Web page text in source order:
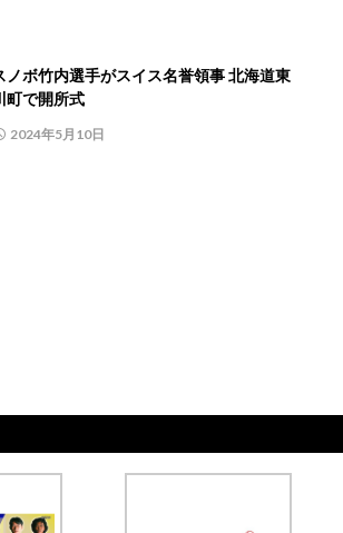
ノボ竹内選手がスイス名誉領事 北海道東
町で開所式
2024年5月10日